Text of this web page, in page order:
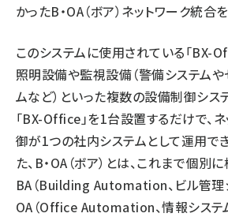
かったB・OA（ボア）ネットワーク統合
このシステムに使用されている「BX-
照明設備や監視設備（警備システムや
ムなど）といった複数の設備制御シス
「BX-Office」を1台設置するだけで、
御が1つの社内システムとして運用で
た、B・OA（ボア）とは、これまで個別
BA（Building Automation、ビル管理
OA（Office Automation、情報システ